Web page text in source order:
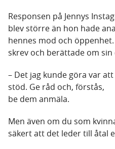
Responsen på Jennys
blev större än hon hade
hennes mod och
skrev och berättade om
– Det jag kunde göra var
stöd. Ge råd och, förstås,
be dem anmäla.
Men även om du som
säkert att det leder till åtal